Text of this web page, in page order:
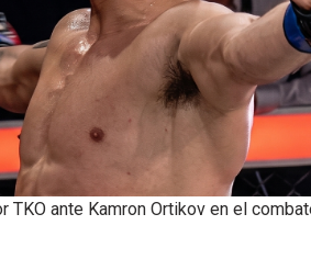
TKO ante Kamron Ortikov en el